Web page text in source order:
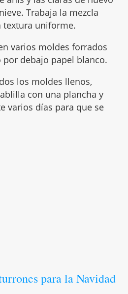
Trabaja la mezcla
textura uniforme.
varios moldes forrados
debajo papel blanco.
los moldes llenos,
con una plancha y
varios días para que se
para la Navidad